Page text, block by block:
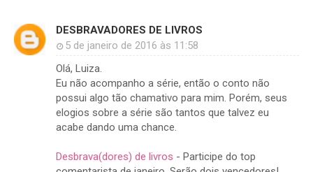
DESBRAVADORES DE LIVROS
5 de janeiro de 2016 às 11:58
Olá, Luiza.
Eu não acompanho a série, então o conto não
possui algo tão chamativo para mim. Porém, seus
elogios sobre a série são tantos que talvez eu
acabe dando uma chance.
Desbrava(dores) de livros - Participe do top